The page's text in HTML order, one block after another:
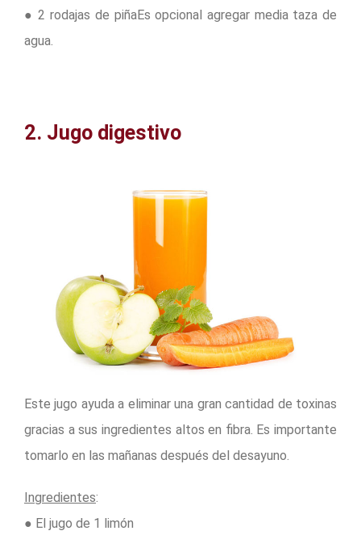
● 2 rodajas de piñaEs opcional agregar media taza de
agua.
2. Jugo digestivo
Este jugo ayuda a eliminar una gran cantidad de toxinas
gracias a sus ingredientes altos en fibra. Es importante
tomarlo en las mañanas después del desayuno.
Ingredientes:
● El jugo de 1 limón